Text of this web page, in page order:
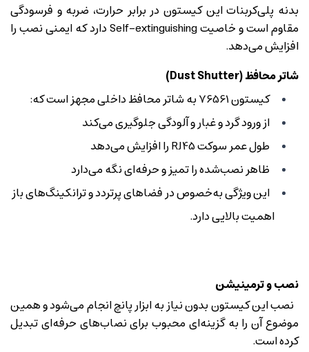
بدنه پلی‌کربنات این کیستون در برابر حرارت، ضربه و فرسودگی
مقاوم است و خاصیت Self-extinguishing دارد که ایمنی نصب را
افزایش می‌دهد.
شاتر محافظ (Dust Shutter)
کیستون 76561 به شاتر محافظ داخلی مجهز است که:
از ورود گرد و غبار و آلودگی جلوگیری می‌کند
طول عمر سوکت RJ45 را افزایش می‌دهد
ظاهر نصب‌شده را تمیز و حرفه‌ای نگه می‌دارد
این ویژگی به‌خصوص در فضاهای پرتردد و ترانکینگ‌های باز
اهمیت بالایی دارد.
نصب و ترمینیشن
نصب این کیستون بدون نیاز به ابزار پانچ انجام می‌شود و همین
موضوع آن را به گزینه‌ای محبوب برای نصاب‌های حرفه‌ای تبدیل
کرده است.